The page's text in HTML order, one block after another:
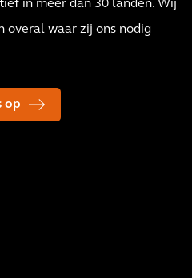
in meer dan 30 landen. Wij
overal waar zij ons nodig
op